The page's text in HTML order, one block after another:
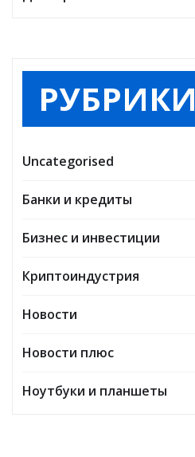
РУБРИКИ
Uncategorised
Банки и кредиты
Бизнес и инвестиции
Криптоиндустрия
Новости
Новости плюс
Ноутбуки и планшеты